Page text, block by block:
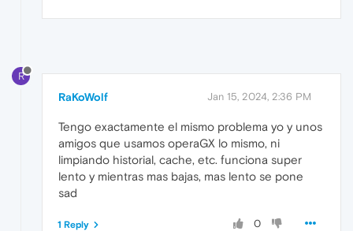
R
RaKoWolf Jan 15, 2024, 2:36 PM
Tengo exactamente el mismo problema yo y unos
amigos que usamos operaGX lo mismo, ni
limpiando historial, cache, etc. funciona super
lento y mientras mas bajas, mas lento se pone
sad
0
1 Reply